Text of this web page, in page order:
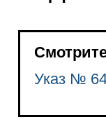
Указ №